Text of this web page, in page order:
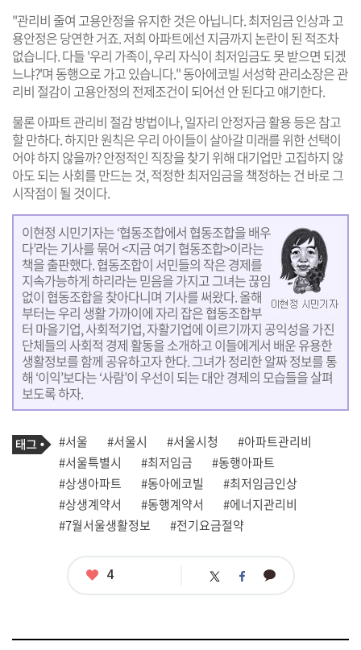
"관리비 줄여 고용안정을 유지한 것은 아닙니다. 최저임금 인상과 고
용안정은 당연한 거죠. 저희 아파트에선 지금까지 논란이 된 적조차
없습니다. 다들 '우리 가족이, 우리 자식이 최저임금도 못 받으면 되겠
느냐?'며 동행으로 가고 있습니다." 동아에코빌 서성학 관리소장은 관
리비 절감이 고용안정의 전제조건이 되어선 안 된다고 얘기한다.
물론 아파트 관리비 절감 방법이나, 일자리 안정자금 활용 등은 참고
할 만하다. 하지만 원칙은 우리 아이들이 살아갈 미래를 위한 선택이
어야 하지 않을까? 안정적인 직장을 찾기 위해 대기업만 고집하지 않
아도 되는 사회를 만드는 것, 적정한 최저임금을 책정하는 건 바로 그
시작점이 될 것이다.
이현정 시민기자는 ‘협동조합에서 협동조합을 배우
다’라는 기사를 묶어 <지금 여기 협동조합>이라는
책을 출판했다. 협동조합이 서민들의 작은 경제를
지속가능하게 하리라는 믿음을 가지고 그녀는 끊임
없이 협동조합을 찾아다니며 기사를 써왔다. 올해
부터는 우리 생활 가까이에 자리 잡은 협동조합부
터 마을기업, 사회적기업, 자활기업에 이르기까지 공익성을 가진
단체들의 사회적 경제 활동을 소개하고 이들에게서 배운 유용한
생활정보를 함께 공유하고자 한다. 그녀가 정리한 알짜 정보를 통
해 ‘이익’보다는 ‘사람’이 우선이 되는 대안 경제의 모습들을 살펴
보도록 하자.
기
사
관
련
태
그
태
그
#서울 #서울시 #서울시청
#아파트관리비
#서울특별시
#최저임금
#동행아파트
#상생아파트
#동아에코빌
#최저임금인상
#상생계약서
#동행계약서
#에너지관리비
#7월서울생활정보
#전기요금절약
좋
4 트 페 카